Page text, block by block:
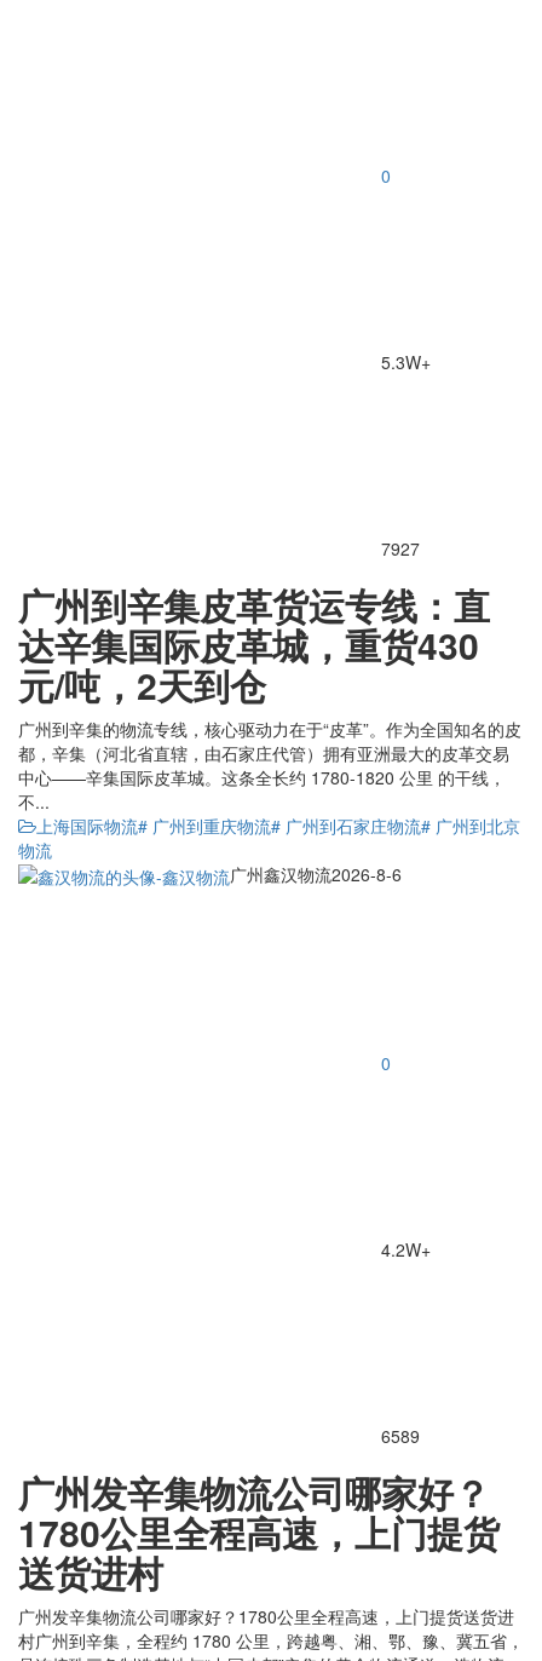
0
5.3W+
7927
广州到辛集皮革货运专线：直
达辛集国际皮革城，重货430
元/吨，2天到仓
广州到辛集的物流专线，核心驱动力在于“皮革”。作为全国知名的皮
都，辛集（河北省直辖，由石家庄代管）拥有亚洲最大的皮革交易
中心——辛集国际皮革城。这条全长约 1780-1820 公里 的干线，
不...
上海国际物流# 广州到重庆物流# 广州到石家庄物流# 广州到北京
物流
广州鑫汉物流2026-8-6
0
4.2W+
6589
广州发辛集物流公司哪家好？
1780公里全程高速，上门提货
送货进村
广州发辛集物流公司哪家好？1780公里全程高速，上门提货送货进
村广州到辛集，全程约 1780 公里，跨越粤、湘、鄂、豫、冀五省，